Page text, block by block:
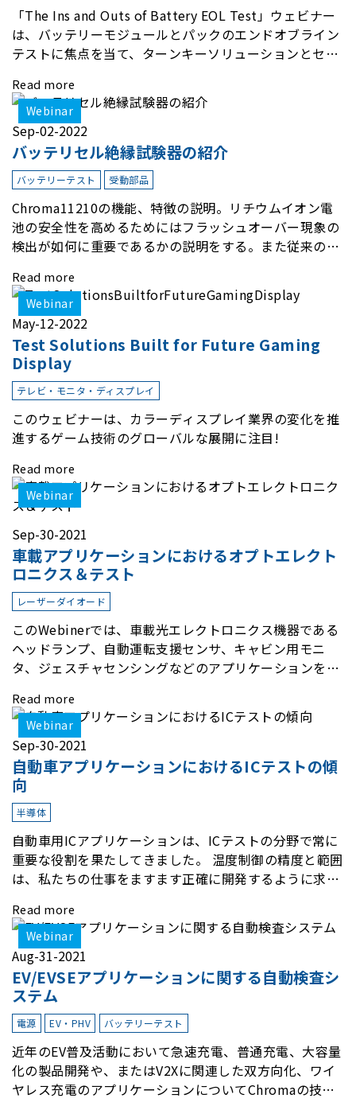
「The Ins and Outs of Battery EOL Test」ウェビナー
は、バッテリーモジュールとパックのエンドオブライン
テストに焦点を当て、ターンキーソリューションとセル
す。また、Chromaの関連するテストソリューションの
紹介や、PLCやMESの通信に関する経験談を紹介しま
す。
Read more
Webinar
Sep-02-2022
バッテリセル絶縁試験器の紹介
バッテリーテスト 受動部品
Chroma11210の機能、特徴の説明。リチウムイオン電
池の安全性を高めるためにはフラッシュオーバー現象の
検出が如何に重要であるかの説明をする。また従来の絶
シュオーバー現象の検出を可能とする絶縁試験器である
ことを説明する。
Read more
Webinar
May-12-2022
Test Solutions Built for Future Gaming
Display
テレビ・モニタ・ディスプレイ
このウェビナーは、カラーディスプレイ業界の変化を推
進するゲーム技術のグローバルな展開に注目!
Read more
Webinar
Sep-30-2021
車載アプリケーションにおけるオプトエレクト
ロニクス＆テスト
レーザーダイオード
このWebinerでは、車載光エレクトロニクス機器である
ヘッドランプ、自動運転支援センサ、キャビン用モニ
タ、ジェスチャセンシングなどのアプリケーションを説
Read more
Webinar
Sep-30-2021
自動車アプリケーションにおけるICテストの傾
向
半導体
自動車用ICアプリケーションは、ICテストの分野で常に
重要な役割を果たしてきました。 温度制御の精度と範囲
は、私たちの仕事をますます正確に開発するように求め
リントと消費部品を削減するために広く要求されていま
す。
Read more
Webinar
Aug-31-2021
EV/EVSEアプリケーションに関する自動検査シ
ステム
電源 EV・PHV バッテリーテスト
近年のEV普及活動において急速充電、普通充電、大容量
化の製品開発や、またはV2Xに関連した双方向化、ワイ
ヤレス充電のアプリケーションについてChromaの技術